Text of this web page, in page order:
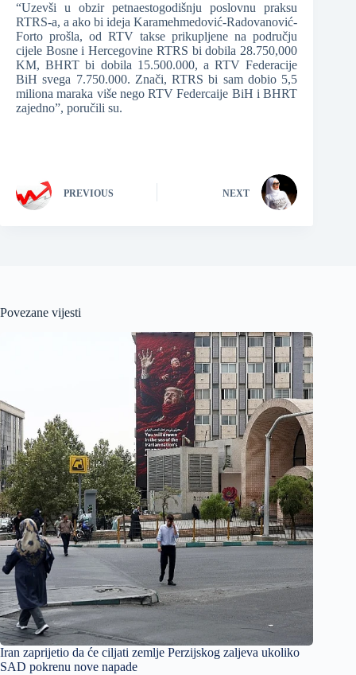
“Uzevši u obzir petnaestogodišnju poslovnu praksu
RTRS-a, a ako bi ideja Karamehmedović-Radovanović-
Forto prošla, od RTV takse prikupljene na području
cijele Bosne i Hercegovine RTRS bi dobila 28.750,000
KM, BHRT bi dobila 15.500.000, a RTV Federacije
BiH svega 7.750.000. Znači, RTRS bi sam dobio 5,5
miliona maraka više nego RTV Federcaije BiH i BHRT
zajedno”, poručili su.
PREVIOUS NEXT
Povezane vijesti
Iran zaprijetio da će ciljati zemlje Perzijskog zaljeva ukoliko
SAD pokrenu nove napade